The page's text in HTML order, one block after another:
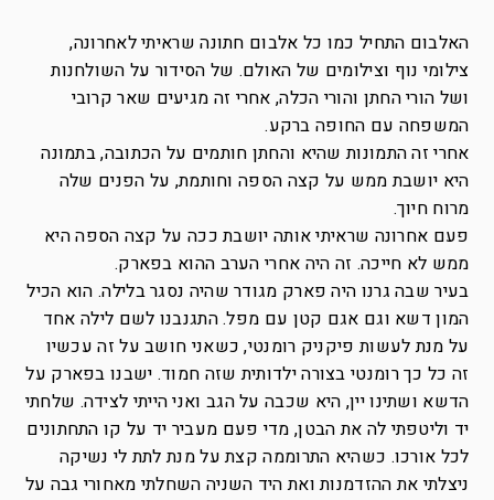
האלבום התחיל כמו כל אלבום חתונה שראיתי לאחרונה,
צילומי נוף וצילומים של האולם. של הסידור על השולחנות
ושל הורי החתן והורי הכלה, אחרי זה מגיעים שאר קרובי
המשפחה עם החופה ברקע.
אחרי זה התמונות שהיא והחתן חותמים על הכתובה, בתמונה
היא יושבת ממש על קצה הספה וחותמת, על הפנים שלה
מרוח חיוך.
פעם אחרונה שראיתי אותה יושבת ככה על קצה הספה היא
ממש לא חייכה. זה היה אחרי הערב ההוא בפארק.
בעיר שבה גרנו היה פארק מגודר שהיה נסגר בלילה. הוא הכיל
המון דשא וגם אגם קטן עם מפל. התגנבנו לשם לילה אחד
על מנת לעשות פיקניק רומנטי, כשאני חושב על זה עכשיו
זה כל כך רומנטי בצורה ילדותית שזה חמוד. ישבנו בפארק על
הדשא ושתינו יין, היא שכבה על הגב ואני הייתי לצידה. שלחתי
יד וליטפתי לה את הבטן, מדי פעם מעביר יד על קו התחתונים
לכל אורכו. כשהיא התרוממה קצת על מנת לתת לי נשיקה
ניצלתי את ההזדמנות ואת היד השניה השחלתי מאחורי גבה על